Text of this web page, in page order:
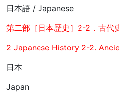
日本語 / Japanese
第二部［日本歴史］2-2．古代
2 Japanese History 2-2.
日本
Japan